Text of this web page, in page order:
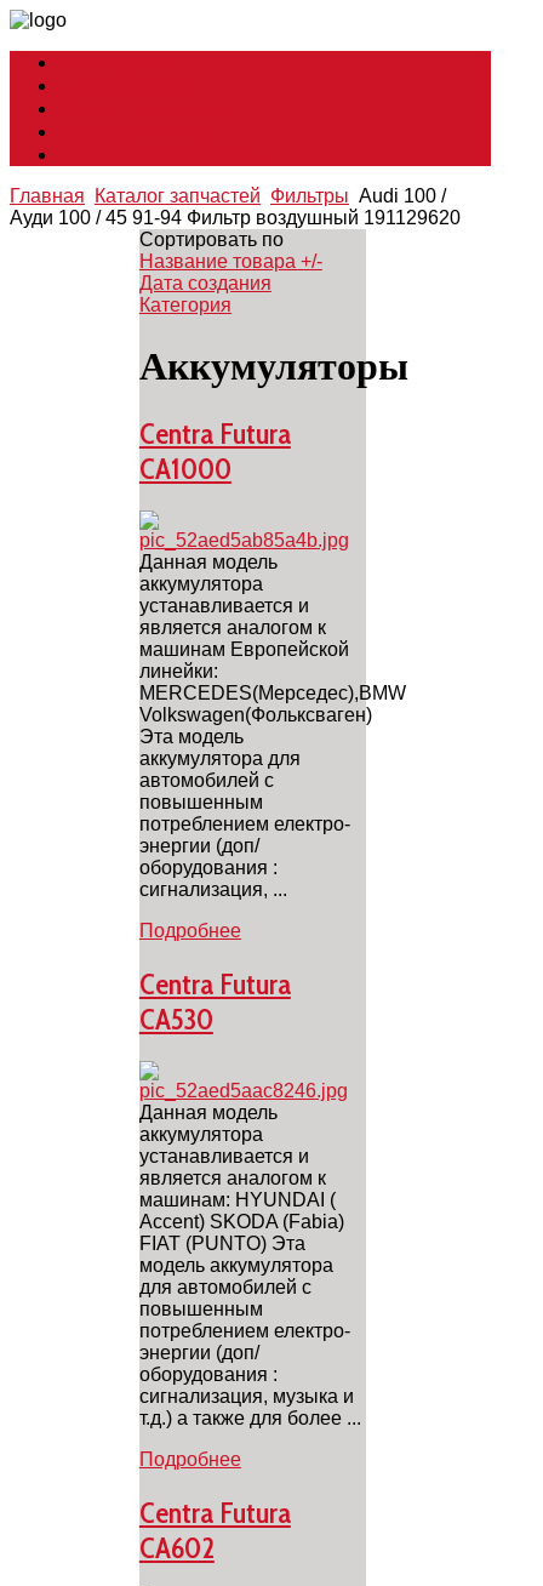
Главная Каталог запчастей Фильтры Audi 100 /
Ауди 100 / 45 91-94 Фильтр воздушный 191129620
Сортировать по
Название товара +/-
Дата создания
Категория
Аккумуляторы
Centra Futura
CA1000
Данная модель
аккумулятора
устанавливается и
является аналогом к
машинам Европейской
линейки:
MERCEDES(Мерседес),BMW
Volkswagen(Фольксваген)
Эта модель
аккумулятора для
автомобилей с
повышенным
потреблением електро-
энергии (доп/
оборудования :
cигнализация, ...
Подробнее
Centra Futura
CA530
Данная модель
аккумулятора
устанавливается и
является аналогом к
машинам: HYUNDAI (
Ассent) SKODA (Fabia)
FIAT (PUNTO) Эта
модель аккумулятора
для автомобилей с
повышенным
потреблением електро-
энергии (доп/
оборудования :
cигнализация, музыка и
т.д.) а также для более ...
Подробнее
Centra Futura
CA602